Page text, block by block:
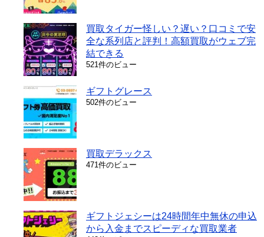
買取タイガー怪しい？遅い？口コミで安
全な系列店と評判！高額買取がウェブ完
結できる
521件のビュー
ギフトグレース
502件のビュー
買取デラックス
471件のビュー
ギフトジェシーは24時間年中無休の申込
から入金までスピーディな買取業者